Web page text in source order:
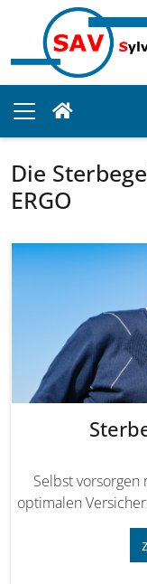
Die
ERGO
Selbst
optimalen